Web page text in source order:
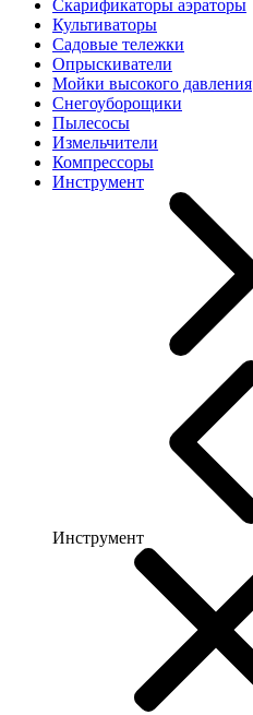
Скарификаторы аэраторы
Культиваторы
Садовые тележки
Опрыскиватели
Мойки высокого давления
Снегоуборощики
Пылесосы
Измельчители
Компрессоры
Инструмент
Инструмент